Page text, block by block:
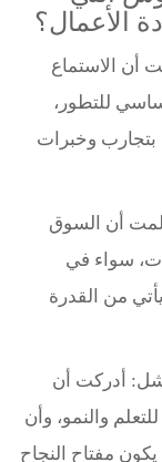
الأعمال؟
أن الاستماع
للتطور،
بتجارب وخبرات
أن السوق
سواء في
يأتي من القدرة
أدركت أن
والنمو، وأن
مفتاح النجاح